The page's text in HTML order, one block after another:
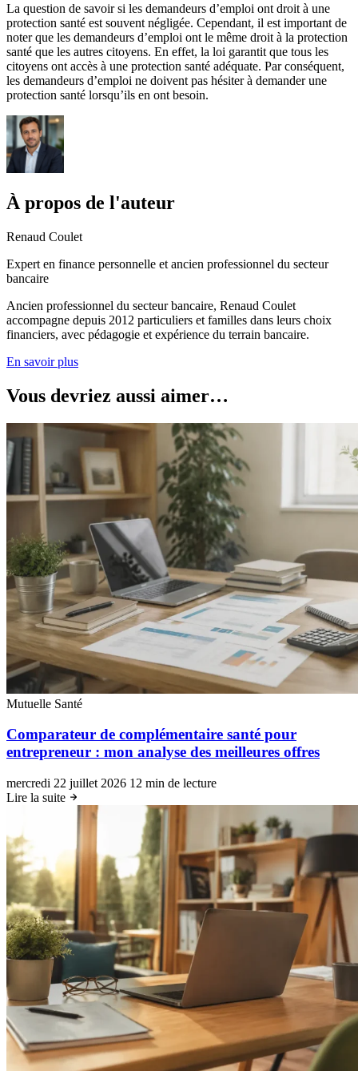
La question de savoir si les demandeurs d’emploi ont droit à une
protection santé est souvent négligée. Cependant, il est important de
noter que les demandeurs d’emploi ont le même droit à la protection
santé que les autres citoyens. En effet, la loi garantit que tous les
citoyens ont accès à une protection santé adéquate. Par conséquent,
les demandeurs d’emploi ne doivent pas hésiter à demander une
protection santé lorsqu’ils en ont besoin.
À propos de l'auteur
Renaud Coulet
Expert en finance personnelle et ancien professionnel du secteur
bancaire
Ancien professionnel du secteur bancaire, Renaud Coulet
accompagne depuis 2012 particuliers et familles dans leurs choix
financiers, avec pédagogie et expérience du terrain bancaire.
En savoir plus
Vous devriez aussi aimer…
Mutuelle Santé
Comparateur de complémentaire santé pour
entrepreneur : mon analyse des meilleures offres
mercredi 22 juillet 2026 12 min de lecture
Lire la suite